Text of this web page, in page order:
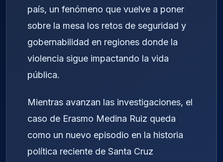
país, un fenómeno que vuelve a poner
sobre la mesa los retos de seguridad y
gobernabilidad en regiones donde la
violencia sigue impactando la vida
pública.
Mientras avanzan las investigaciones, el
caso de Erasmo Medina Ruiz queda
como un nuevo episodio en la historia
política reciente de Santa Cruz